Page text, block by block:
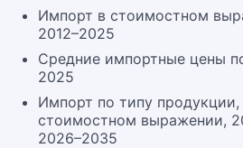
Импорт в стоимостном
2012–2025
Средние импортные цены
2025
Импорт по типу
стоимостном выражении,
2026–2035